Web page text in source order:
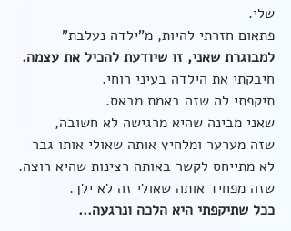
שלי.
פתאום חזרתי להיות, מ"ילדה נעלבת"
למבוגרת שאני, זו שיודעת להכיל את עצמה.
חיבקתי את הילדה בעיני רוחי.
תיקפתי לה שזה באמת מבאס.
שאני מבינה שהיא מרגישה לא חשובה,
שזה מערער ומלחיץ אותה שאולי אותו גבר
לא מתייחס לקשר באותה רצינות שהיא רוצה.
שזה מפחיד אותה שאולי זה לא ילך.
ככל שתיקפתי היא הלכה ונרגעה...